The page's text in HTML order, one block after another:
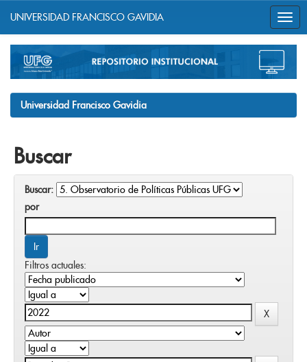
navigation
UNIVERSIDAD FRANCISCO GAVIDIA
Universidad Francisco Gavidia
Buscar
Buscar:
por
Filtros actuales: